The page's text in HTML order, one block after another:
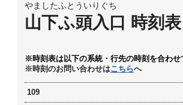
やましたふとういりぐち
山下ふ頭入口 時刻表
※時刻表は以下の系統・行先の時刻を合わせ
※時刻のお問い合わせはこちらへ
109